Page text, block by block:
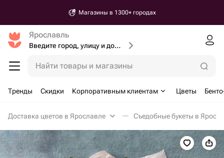
Магазины в 1300+ городах
Ярославль
Введите город, улицу и дом доставки
Найти товары и магазины
Тренды Скидки Корпоративным клиентам Цветы
Доставка цветов в Ярославле Съедобные букеты в